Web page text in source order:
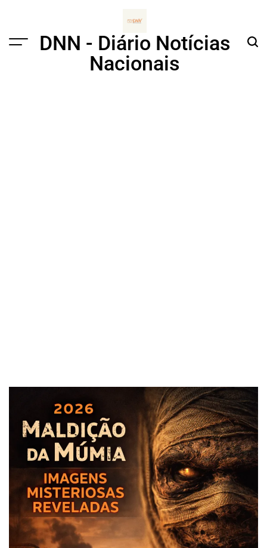
Menu
DNN - Diário Notícias
Nacionais